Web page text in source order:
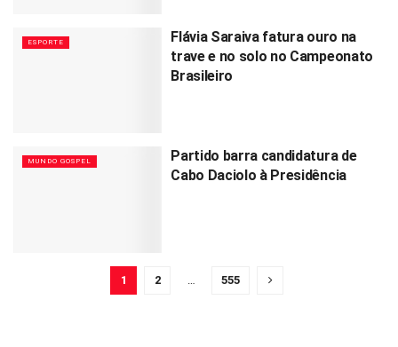
ESPORTE
Flávia Saraiva fatura ouro na
trave e no solo no Campeonato
Brasileiro
MUNDO GOSPEL
Partido barra candidatura de
Cabo Daciolo à Presidência
1 2 555